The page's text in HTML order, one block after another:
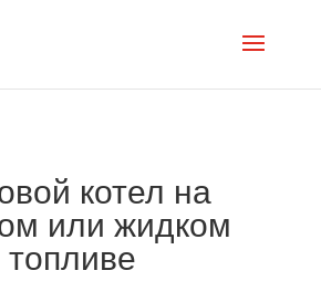
котел на
или жидком
топливе